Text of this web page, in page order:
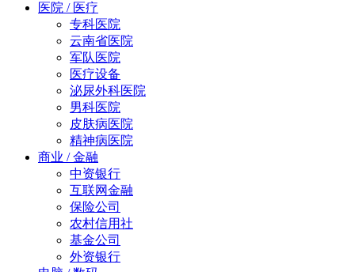
医院 / 医疗
专科医院
云南省医院
军队医院
医疗设备
泌尿外科医院
男科医院
皮肤病医院
精神病医院
商业 / 金融
中资银行
互联网金融
保险公司
农村信用社
基金公司
外资银行